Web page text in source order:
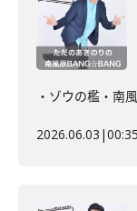
・ゾウの檻・南
2026.06.03 |